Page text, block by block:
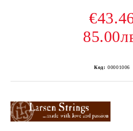
Код: 00001006